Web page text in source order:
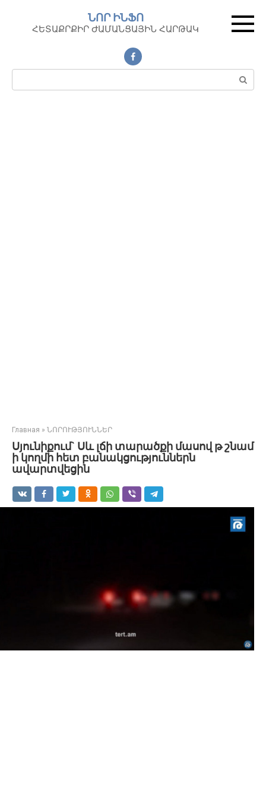
контенту
ՆՈՐ ԻՆՖՈ
ՀԵՏԱՔՐՔԻՐ ԺԱՄԱՆՑԱՅԻՆ ՀԱՐԹԱԿ
Поиск:
Главная » ՆՈՐՈՒԹՅՈՒՆՆԵՐ
Սյունիքում` Սև լճի տարածքի մասով թ շնամ
ի կողմի հետ բանակցություններն
ավարտվեցին